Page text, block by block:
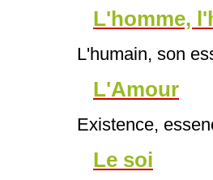
L'homme,
L'humain, son
L'Amour
Existence,
Le soi